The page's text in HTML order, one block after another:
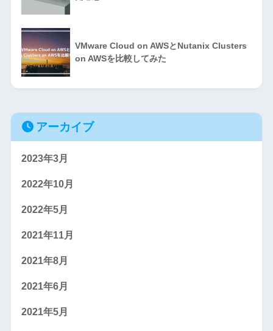
VMware Cloud on AWSとNutanix Clusters
on AWSを比較してみた
アーカイブ
2023年3月
2022年10月
2022年5月
2021年11月
2021年8月
2021年6月
2021年5月